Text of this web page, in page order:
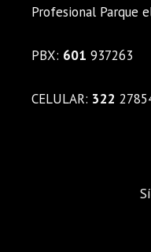
Profesional Parque
PBX: 601 937263
CELULAR: 322